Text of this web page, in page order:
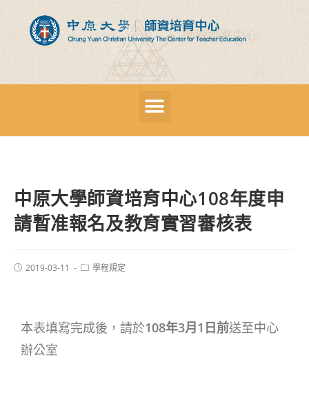
中原大學師資培育中心108年度申
請暫准報名及教育實習審核表
2019-03-11 學程規定
本表填寫完成後，請於108年3月1日前送至中心
辦公室